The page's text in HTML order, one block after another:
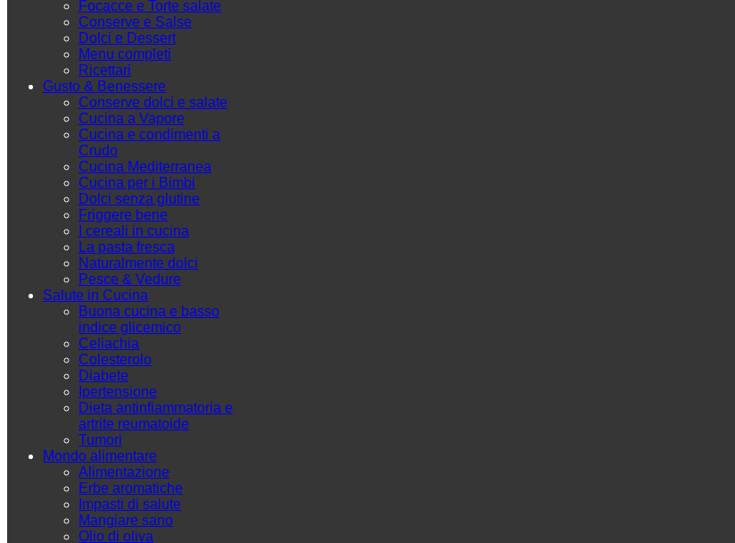
Focacce e Torte salate
Conserve e Salse
Dolci e Dessert
Menu completi
Ricettari
Gusto & Benessere
Conserve dolci e salate
Cucina a Vapore
Cucina e condimenti a
Crudo
Cucina Mediterranea
Cucina per i Bimbi
Dolci senza glutine
Friggere bene
I cereali in cucina
La pasta fresca
Naturalmente dolci
Pesce & Vedure
Salute in Cucina
Buona cucina e basso
indice glicemico
Celiachia
Colesterolo
Diabete
Ipertensione
Dieta antinfiammatoria e
artrite reumatoide
Tumori
Mondo alimentare
Alimentazione
Erbe aromatiche
Impasti di salute
Mangiare sano
Olio di oliva